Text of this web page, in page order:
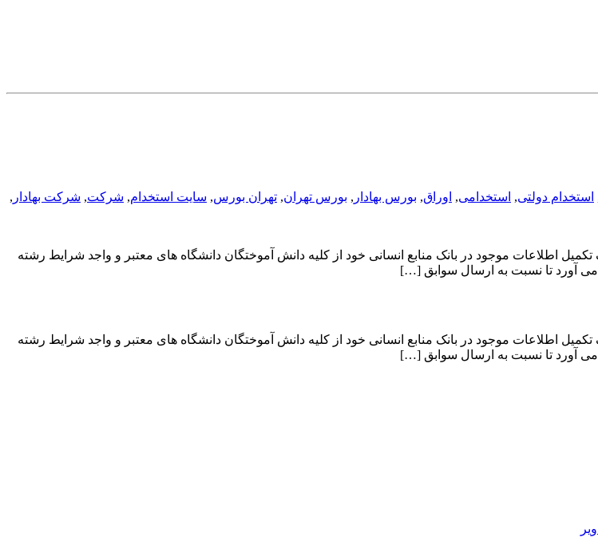
استخدام دولتی, استخدامی, اوراق, بورس بهادار , بورس تهران, تهران بورس, سایت استخدام, شرکت, شرکت بهادار ,
اطلاعات موجود در بانک منابع انسانی خود از کلیه دانش آموختگان دانشگاه های معتبر و واجد شرایط رشته
آورد تا نسبت به ارسال سوابق […]
اطلاعات موجود در بانک منابع انسانی خود از کلیه دانش آموختگان دانشگاه های معتبر و واجد شرایط رشته
آورد تا نسبت به ارسال سوابق […]